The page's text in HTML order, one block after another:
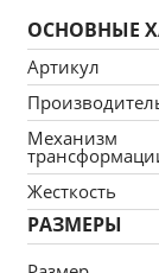
Продуманная
в небольшое
Для
еврокнижка
на ощупь
модель
ОСНОВНЫЕ
Артикул
Механизм
Жесткость
РАЗМЕРЫ